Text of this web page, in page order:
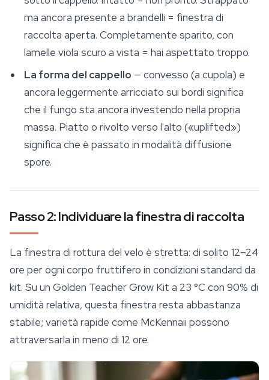
ma ancora presente a brandelli = finestra di
raccolta aperta. Completamente sparito, con
lamelle viola scuro a vista = hai aspettato troppo.
La forma del cappello — convesso (a cupola) e
ancora leggermente arricciato sui bordi significa
che il fungo sta ancora investendo nella propria
massa. Piatto o rivolto verso l'alto («uplifted»)
significa che è passato in modalità diffusione
spore.
Passo 2: Individuare la finestra di raccolta
La finestra di rottura del velo è stretta: di solito 12–24
ore per ogni corpo fruttifero in condizioni standard da
kit. Su un Golden TeacherGrow Kit a 23 °C con 90% di
umidità relativa, questa finestra resta abbastanza
stabile; varietà rapide come McKennaii possono
attraversarla in meno di 12 ore.